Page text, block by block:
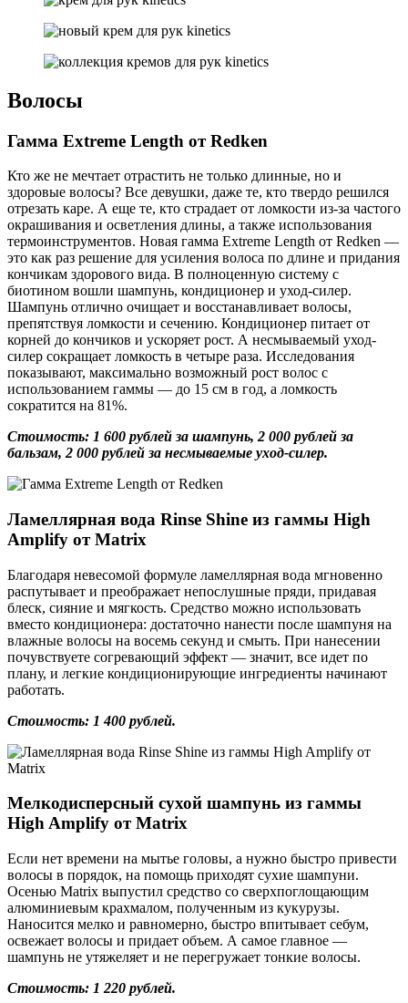
Волосы
Гамма Extreme Length от Redken
Кто же не мечтает отрастить не только длинные, но и
здоровые волосы? Все девушки, даже те, кто твердо решился
отрезать каре. А еще те, кто страдает от ломкости из-за частого
окрашивания и осветления длины, а также использования
термоинструментов. Новая гамма Extreme Length от Redken —
это как раз решение для усиления волоса по длине и придания
кончикам здорового вида. В полноценную систему с
биотином вошли шампунь, кондиционер и уход-силер.
Шампунь отлично очищает и восстанавливает волосы,
препятствуя ломкости и сечению. Кондиционер питает от
корней до кончиков и ускоряет рост. А несмываемый уход-
силер сокращает ломкость в четыре раза. Исследования
показывают, максимально возможный рост волос с
использованием гаммы — до 15 см в год, а ломкость
сократится на 81%.
Стоимость: 1 600 рублей за шампунь, 2 000 рублей за
бальзам, 2 000 рублей за несмываемые уход-силер.
Ламеллярная вода Rinse Shine из гаммы High
Amplify от Matrix
Благодаря невесомой формуле ламеллярная вода мгновенно
распутывает и преображает непослушные пряди, придавая
блеск, сияние и мягкость. Средство можно использовать
вместо кондиционера: достаточно нанести после шампуня на
влажные волосы на восемь секунд и смыть. При нанесении
почувствуете согревающий эффект — значит, все идет по
плану, и легкие кондиционирующие ингредиенты начинают
работать.
Стоимость: 1 400 рублей.
Мелкодисперсный сухой шампунь из гаммы
High Amplify от Matrix
Если нет времени на мытье головы, а нужно быстро привести
волосы в порядок, на помощь приходят сухие шампуни.
Осенью Matrix выпустил средство со сверхпоглощающим
алюминиевым крахмалом, полученным из кукурузы.
Наносится мелко и равномерно, быстро впитывает себум,
освежает волосы и придает объем. А самое главное —
шампунь не утяжеляет и не перегружает тонкие волосы.
Стоимость: 1 220 рублей.